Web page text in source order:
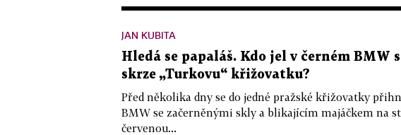
JAN KUBITA
Hledá se papaláš. Kdo jel v černém BMW
skrze „Turkovu“ křižovatku?
Před několika dny se do jedné pražské křižovatky
BMW se začerněnými skly a blikajícím majáčkem na
červenou...